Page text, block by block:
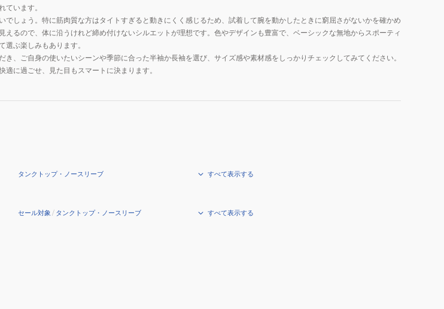
ています。
でしょう。特に筋肉質な方はタイトすぎると動きにくく感じるため、試着して腕を動かしたときに窮屈さがないかを確かめ
えるので、体に沿うけれど締め付けないシルエットが理想です。色やデザインも豊富で、ベーシックな無地からスポーティ
選ぶ楽しみもあります。
き、ご自身の使いたいシーンや季節に合った半袖か長袖を選び、サイズ感や素材感をしっかりチェックしてみてください。
に過ごせ、見た目もスマートに決まります。
タンクトップ・ノースリーブ すべて表示する
セール対象 / タンクトップ・ノースリーブ すべて表示する